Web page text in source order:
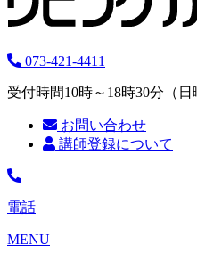
073-421-4411
受付時間10時～18時30分（日
お問い合わせ
講師登録について
電話
MENU